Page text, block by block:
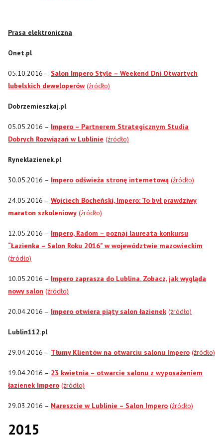
Prasa elektroniczna
Onet.pl
05.10.2016 – Salon Impero Style – Weekend Dni Otwartych
lubelskich deweloperów (źródło)
Dobrzemieszkaj.pl
05.05.2016 – Impero – Partnerem Strategicznym Studia
Dobrych Rozwiązań w Lublinie (źródło)
Ryneklazienek.pl
30.05.2016 – Impero odświeża stronę internetową (źródło)
24.05.2016 – Wojciech Bocheński, Impero: To był prawdziwy
maraton szkoleniowy (źródło)
12.05.2016 – Impero, Radom – poznaj laureata konkursu
“Łazienka – Salon Roku 2016” w województwie mazowieckim
(źródło)
10.05.2016 – Impero zaprasza do Lublina. Zobacz, jak wygląda
nowy salon (źródło)
20.04.2016 – Impero otwiera piąty salon łazienek (źródło)
Lublin112.pl
29.04.2016 – Tłumy Klientów na otwarciu salonu Impero (źródło)
19.04.2016 – 23 kwietnia – otwarcie salonu z wyposażeniem
łazienek Impero (źródło)
29.03.2016 – Nareszcie w Lublinie – Salon Impero (źródło)
2015